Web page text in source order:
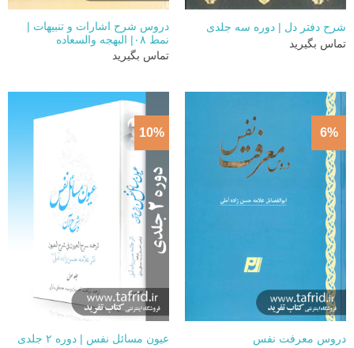
شرح دفتر دل | دوره سه جلدی
تماس بگیرید
دروس شرح اشارات و تنبیهات |
نمط ۰۸| البهجه والسعاده
تماس بگیرید
6%
دروس معرفت نفس
10%
عیون مسائل نفس | دوره ۲ جلدی